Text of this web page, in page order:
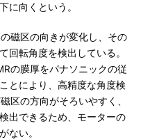
に向くという。
磁区の向きが変化し、その
回転角度を検出している。
の膜厚をパナソニックの従
とにより、高精度な角度検
区の方向がそろいやすく、
出できるため、モーターの
ない。